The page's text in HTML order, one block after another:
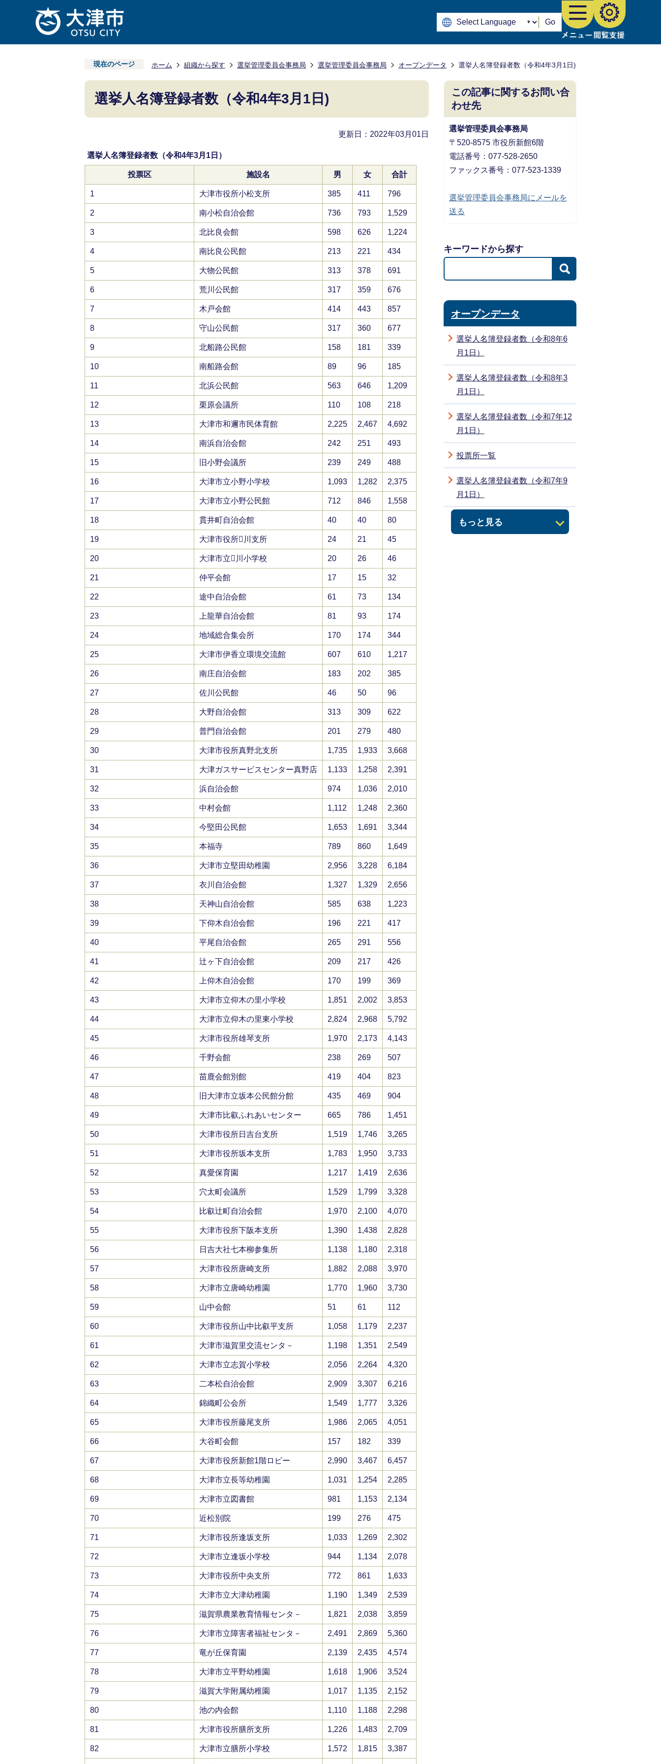
Go
現在のページ ホーム 組織から探す 選挙管理委員会事務局 選挙管理委員会事務局 オープンデータ 選挙人名簿登録者数（令和4年3月1日)
選挙人名簿登録者数（令和4年3月1日)
更新日：2022年03月01日
選挙人名簿登録者数（令和4年3月1日）
投票区 施設名 男 女 合計
1 大津市役所小松支所 385 411 796
2 南小松自治会館 736 793 1,529
3 北比良会館 598 626 1,224
4 南比良公民館 213 221 434
5 大物公民館 313 378 691
6 荒川公民館 317 359 676
7 木戸会館 414 443 857
8 守山公民館 317 360 677
9 北船路公民館 158 181 339
10 南船路会館 89 96 185
11 北浜公民館 563 646 1,209
12 栗原会議所 110 108 218
13 大津市和邇市民体育館 2,225 2,467 4,692
14 南浜自治会館 242 251 493
15 旧小野会議所 239 249 488
16 大津市立小野小学校 1,093 1,282 2,375
17 大津市立小野公民館 712 846 1,558
18 貫井町自治会館 40 40 80
19 大津市役所川支所 24 21 45
20 大津市立川小学校 20 26 46
21 仲平会館 17 15 32
22 途中自治会館 61 73 134
23 上龍華自治会館 81 93 174
24 地域総合集会所 170 174 344
25 大津市伊香立環境交流館 607 610 1,217
26 南庄自治会館 183 202 385
27 佐川公民館 46 50 96
28 大野自治会館 313 309 622
29 普門自治会館 201 279 480
30 大津市役所真野北支所 1,735 1,933 3,668
31 大津ガスサービスセンター真野店 1,133 1,258 2,391
32 浜自治会館 974 1,036 2,010
33 中村会館 1,112 1,248 2,360
34 今堅田公民館 1,653 1,691 3,344
35 本福寺 789 860 1,649
36 大津市立堅田幼稚園 2,956 3,228 6,184
37 衣川自治会館 1,327 1,329 2,656
38 天神山自治会館 585 638 1,223
39 下仰木自治会館 196 221 417
40 平尾自治会館 265 291 556
41 辻ヶ下自治会館 209 217 426
42 上仰木自治会館 170 199 369
43 大津市立仰木の里小学校 1,851 2,002 3,853
44 大津市立仰木の里東小学校 2,824 2,968 5,792
45 大津市役所雄琴支所 1,970 2,173 4,143
46 千野会館 238 269 507
47 苗鹿会館別館 419 404 823
48 旧大津市立坂本公民館分館 435 469 904
49 大津市比叡ふれあいセンター 665 786 1,451
50 大津市役所日吉台支所 1,519 1,746 3,265
51 大津市役所坂本支所 1,783 1,950 3,733
52 真愛保育園 1,217 1,419 2,636
53 穴太町会議所 1,529 1,799 3,328
54 比叡辻町自治会館 1,970 2,100 4,070
55 大津市役所下阪本支所 1,390 1,438 2,828
56 日吉大社七本柳参集所 1,138 1,180 2,318
57 大津市役所唐崎支所 1,882 2,088 3,970
58 大津市立唐崎幼稚園 1,770 1,960 3,730
59 山中会館 51 61 112
60 大津市役所山中比叡平支所 1,058 1,179 2,237
61 大津市滋賀里交流センタ－ 1,198 1,351 2,549
62 大津市立志賀小学校 2,056 2,264 4,320
63 二本松自治会館 2,909 3,307 6,216
64 錦織町公会所 1,549 1,777 3,326
65 大津市役所藤尾支所 1,986 2,065 4,051
66 大谷町会館 157 182 339
67 大津市役所新館1階ロビー 2,990 3,467 6,457
68 大津市立長等幼稚園 1,031 1,254 2,285
69 大津市立図書館 981 1,153 2,134
70 近松別院 199 276 475
71 大津市役所逢坂支所 1,033 1,269 2,302
72 大津市立逢坂小学校 944 1,134 2,078
73 大津市役所中央支所 772 861 1,633
74 大津市立大津幼稚園 1,190 1,349 2,539
75 滋賀県農業教育情報センタ－ 1,821 2,038 3,859
76 大津市立障害者福祉センタ－ 2,491 2,869 5,360
77 竜が丘保育園 2,139 2,435 4,574
78 大津市立平野幼稚園 1,618 1,906 3,524
79 滋賀大学附属幼稚園 1,017 1,135 2,152
80 池の内会館 1,110 1,188 2,298
81 大津市役所膳所支所 1,226 1,483 2,709
82 大津市立膳所小学校 1,572 1,815 3,387
この記事に関するお問い合
わせ先
選挙管理委員会事務局
〒520-8575 市役所新館6階
電話番号：077-528-2650
ファックス番号：077-523-1339
選挙管理委員会事務局にメールを
送る
キーワードから探す
オープンデータ
選挙人名簿登録者数（令和8年6
月1日）
選挙人名簿登録者数（令和8年3
月1日）
選挙人名簿登録者数（令和7年12
月1日）
もっと見る
投票所一覧
選挙人名簿登録者数（令和7年9
月1日）